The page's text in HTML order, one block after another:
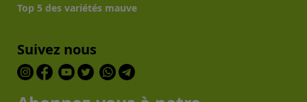
Top 5 des variétés mauve
Suivez nous